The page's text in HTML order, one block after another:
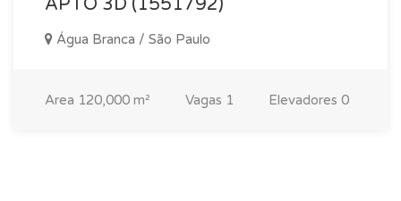
Água Branca / São Paulo
Area 120,000 m² Vagas 1 Elevadores 0